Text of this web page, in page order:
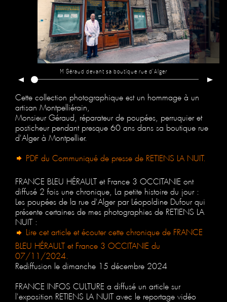
M Géraud devant sa boutique rue d'Alger
Cette collection photographique est un hommage à un
artisan Montpelliérain,
Monsieur Géraud, réparateur de poupées, perruquier et
posticheur pendant presque 60 ans dans sa boutique rue
d'Alger à Montpellier.
PDF du Communiqué de presse de RETIENS LA NUIT.
FRANCE BLEU HÉRAULT et France 3 OCCITANIE ont
diffusé 2 fois une chronique, La petite histoire du jour :
Les poupées de la rue d'Alger par Léopoldine Dufour qui
présente certaines de mes photographies de RETIENS LA
NUIT :
Lire cet article et écouter cette chronique de FRANCE
BLEU HÉRAULT et France 3 OCCITANIE du
07/11/2024.
Rediffusion le dimanche 15 décembre 2024
FRANCE INFOS CULTURE a diffusé un article sur
l'exposition RETIENS LA NUIT avec le reportage vidéo